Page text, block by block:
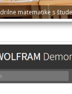
matematike s